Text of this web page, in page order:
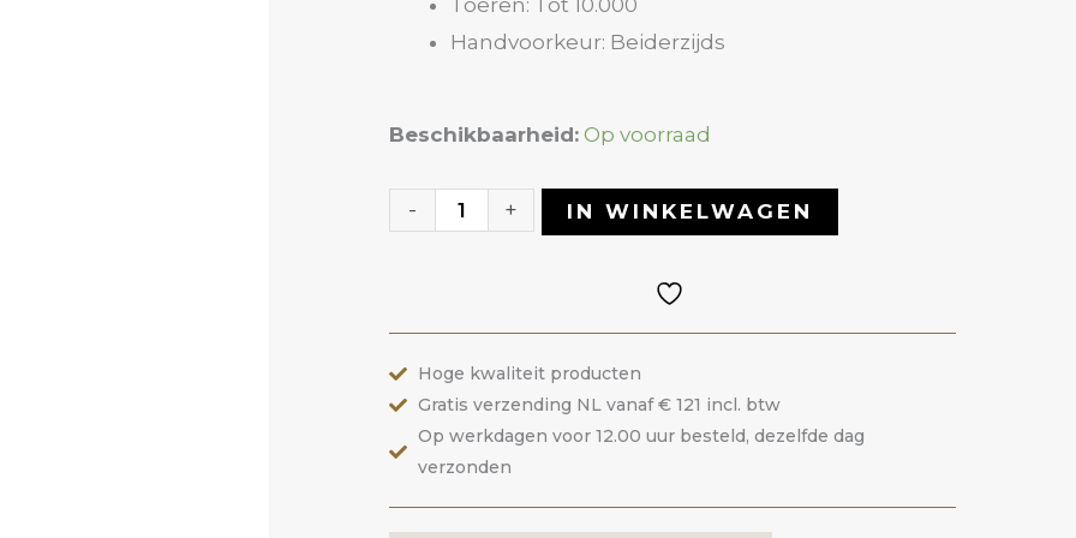
Toeren: Tot 10.000
Handvoorkeur: Beiderzijds
Beschikbaarheid: Op voorraad
-
Polijst
6PB
+ IN WINKELWAGEN
Hoge kwaliteit producten
Gratis verzending NL vanaf € 121 incl. btw
Op werkdagen voor 12.00 uur besteld, dezelfde dag
verzonden